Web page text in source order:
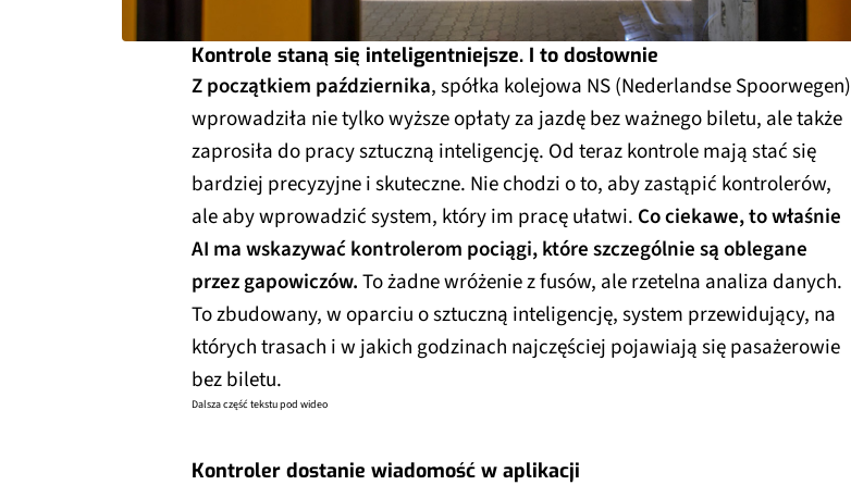
Kontrole staną się inteligentniejsze. I to dosłownie
Z początkiem października, spółka kolejowa NS (Nederlandse Spoorwegen)
wprowadziła nie tylko wyższe opłaty za jazdę bez ważnego biletu, ale także
zaprosiła do pracy sztuczną inteligencję. Od teraz kontrole mają stać się
bardziej precyzyjne i skuteczne. Nie chodzi o to, aby zastąpić kontrolerów,
ale aby wprowadzić system, który im pracę ułatwi. Co ciekawe, to właśnie
AI ma wskazywać kontrolerom pociągi, które szczególnie są oblegane
przez gapowiczów.To żadne wróżenie z fusów, ale rzetelna analiza danych.
To zbudowany, w oparciu o sztuczną inteligencję, system przewidujący, na
których trasach i w jakich godzinach najczęściej pojawiają się pasażerowie
bez biletu.
Dalsza część tekstu pod wideo
Kontroler dostanie wiadomość w aplikacji